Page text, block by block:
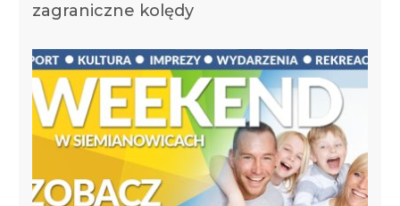
zagraniczne kolędy